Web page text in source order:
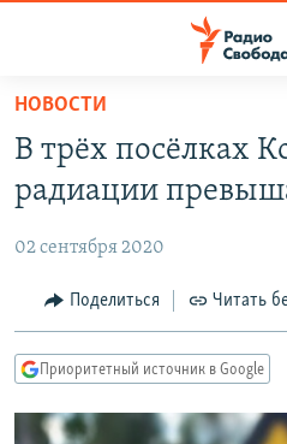
упрощенного
доступа
основному
Вернутся
главной
навигации
Вернутся
ПОДКАСТЫ
АВТОРСКИЕ ПРОЕКТЫ
ЦИТАТЫ СВОБОДЫ
МНЕНИЯ
IDEL.РЕАЛИИ
КАВКАЗ.РЕАЛИИ
НОВОСТИ
В трёх посёлках
радиации
02 сентября 2020
Поделиться Читать
Приоритетный источник в Google